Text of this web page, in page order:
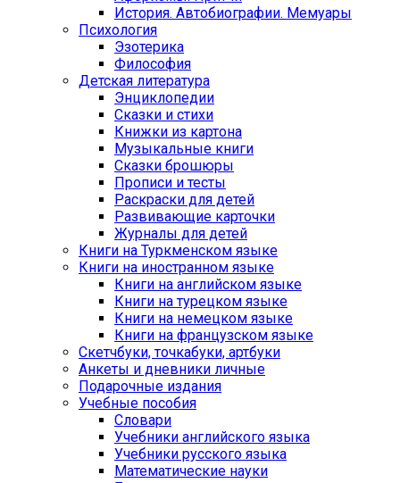
История. Автобиографии. Мемуары
Психология
Эзотерика
Философия
Детская литература
Энциклопедии
Сказки и стихи
Книжки из картона
Музыкальные книги
Сказки брошюры
Прописи и тесты
Раскраски для детей
Развивающие карточки
Журналы для детей
Книги на Туркменском языке
Книги на иностранном языке
Книги на английском языке
Книги на турецком языке
Книги на немецком языке
Книги на французском языке
Cкетчбуки, точкабуки, артбуки
Анкеты и дневники личные
Подарочные издания
Учебные пособия
Словари
Учебники английского языка
Учебники русского языка
Математические науки